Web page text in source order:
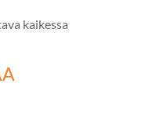
kaikessa